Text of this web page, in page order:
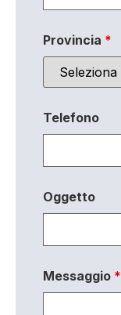
Provincia *
Telefono
Oggetto
Messaggio *